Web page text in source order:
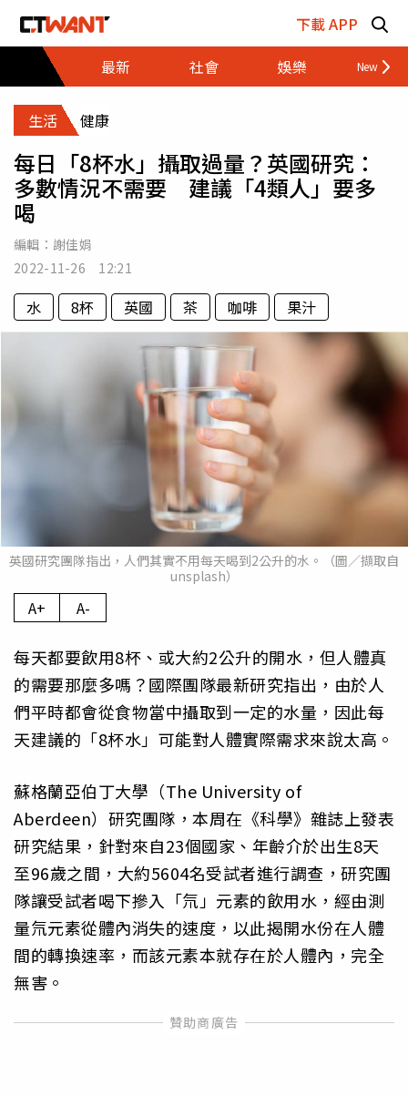
下載 APP
最新
社會 娛樂 財經
生活 健康
每日「8杯水」攝取過量？英國研究：
多數情況不需要 建議「4類人」要多
喝
編輯： 謝佳娟
2022-11-26 12:21
水 8杯 英國 茶 咖啡 果汁
英國研究團隊指出，人們其實不用每天喝到2公升的水。（圖／擷取自
unsplash）
A+ A-
每天都要飲用8杯、或大約2公升的開水，但人體真
的需要那麼多嗎？國際團隊最新研究指出，由於人
們平時都會從食物當中攝取到一定的水量，因此每
天建議的「8杯水」可能對人體實際需求來說太高。
蘇格蘭亞伯丁大學（The University of
Aberdeen）研究團隊，本周在《科學》雜誌上發表
研究結果，針對來自23個國家、年齡介於出生8天
至96歲之間，大約5604名受試者進行調查，研究團
隊讓受試者喝下摻入「氘」元素的飲用水，經由測
量氘元素從體內消失的速度，以此揭開水份在人體
間的轉換速率，而該元素本就存在於人體內，完全
無害。